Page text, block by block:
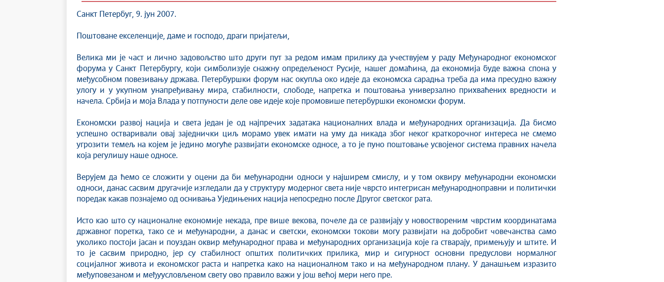
Санкт Петербуг, 9. јун 2007.
Поштоване екселенције, даме и господо, драги пријатељи,
Велика ми је част и лично задовољство што други пут за редом имам прилику да учествујем у раду Међународног економског
форума у Санкт Петербургу, који симболизује снажну опредељеност Русије, нашег домаћина, да економија буде важна спона у
међусобном повезивању држава. Петербуршки форум нас окупља око идеје да економска сарадња треба да има пресудно важну
улогу и у укупном унапређивању мира, стабилности, слободе, напретка и поштовања универзално прихваћених вредности и
начела. Србија и моја Влада у потпуности деле ове идеје које промовише петербуршки економски форум.
Економски развој нација и света један је од најпречих задатака националних влада и међународних организација. Да бисмо
успешно остваривали овај заједнички циљ морамо увек имати на уму да никада због неког краткорочног интереса не смемо
угрозити темељ на којем је једино могуће развијати економске односе, а то је пуно поштовање усвојеног система правних начела
која регулишу наше односе.
Верујем да ћемо се сложити у оцени да би међународни односи у најширем смислу, и у том оквиру међународни економски
односи, данас сасвим другачије изгледали да у структуру модерног света није чврсто интегрисан међународноправни и политички
поредак какав познајемо од оснивања Уједињених нација непосредно после Другог светског рата.
Исто као што су националне економије некада, пре више векова, почеле да се развијају у новоствореним чврстим координатама
државног поретка, тако се и међународни, а данас и светски, економски токови могу развијати на добробит човечанства само
уколико постоји јасан и поуздан оквир међународног права и међународних организација које га стварају, примењују и штите. И
то је сасвим природно, јер су стабилност општих политичких прилика, мир и сигурност основни предуслови нормалног
социјалног живота и економског раста и напретка како на националном тако и на међународном плану. У данашњем изразито
међуповезаном и међуусловљеном свету ово правило важи у још већој мери него пре.